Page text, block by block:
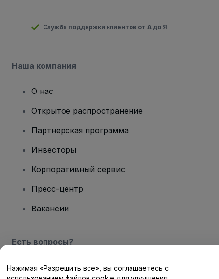
Служба поддержки клиентов от А до Я
Наша компания
О нас
Открытое распространение
Партнерская программа
Инвесторы
Корпоративный сервис
Пресс-центр
Вакансии
Есть вопросы?
Центр помощи / Свяжитесь с нами
Нажимая «Разрешить все», вы соглашаетесь с